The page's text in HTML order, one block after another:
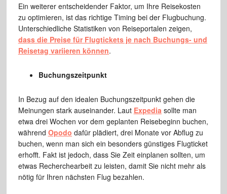
Ein weiterer entscheidender Faktor, um Ihre Reisekosten
zu optimieren, ist das richtige Timing bei der Flugbuchung.
Unterschiedliche Statistiken von Reiseportalen zeigen,
dass die Preise für Flugtickets je nach Buchungs- und
Reisetag variieren können.
Buchungszeitpunkt
In Bezug auf den idealen Buchungszeitpunkt gehen die
Meinungen stark auseinander. Laut Expedia sollte man
etwa drei Wochen vor dem geplanten Reisebeginn buchen,
während Opodo dafür plädiert, drei Monate vor Abflug zu
buchen, wenn man sich ein besonders günstiges Flugticket
erhofft. Fakt ist jedoch, dass Sie Zeit einplanen sollten, um
etwas Recherchearbeit zu leisten, damit Sie nicht mehr als
nötig für Ihren nächsten Flug bezahlen.